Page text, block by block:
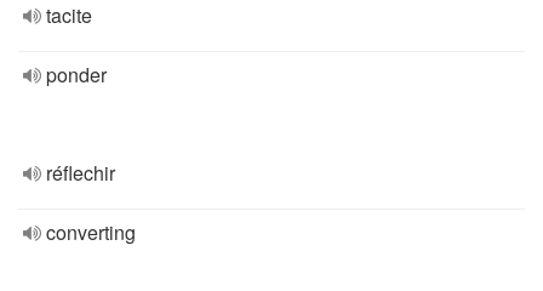
tacite
ponder
réflechir
converting